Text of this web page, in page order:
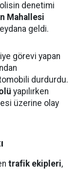
denetimi
Mahallesi
geldi.
görevi yapan
durdurdu.
yapılırken
üzerine olay
trafik ekipleri,